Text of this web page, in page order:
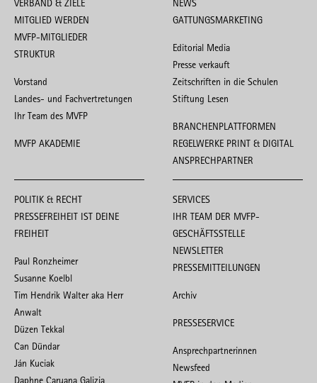
VERBAND & ZIELE
MITGLIED WERDEN
MVFP-MITGLIEDER
STRUKTUR
Vorstand
Landes- und Fachvertretungen
Ihr Team des MVFP
MVFP AKADEMIE
NEWS
GATTUNGSMARKETING
Editorial Media
Presse verkauft
Zeitschriften in die Schulen
Stiftung Lesen
BRANCHENPLATTFORMEN
REGELWERKE PRINT & DIGITAL
ANSPRECHPARTNER
POLITIK & RECHT
PRESSEFREIHEIT IST DEINE
FREIHEIT
Paul Ronzheimer
Susanne Koelbl
Tim Hendrik Walter aka Herr
Anwalt
Düzen Tekkal
Can Dündar
Ján Kuciak
Daphne Caruana Galizia
SERVICES
IHR TEAM DER MVFP-
GESCHÄFTSSTELLE
NEWSLETTER
PRESSEMITTEILUNGEN
Archiv
PRESSESERVICE
Ansprechpartnerinnen
Newsfeed